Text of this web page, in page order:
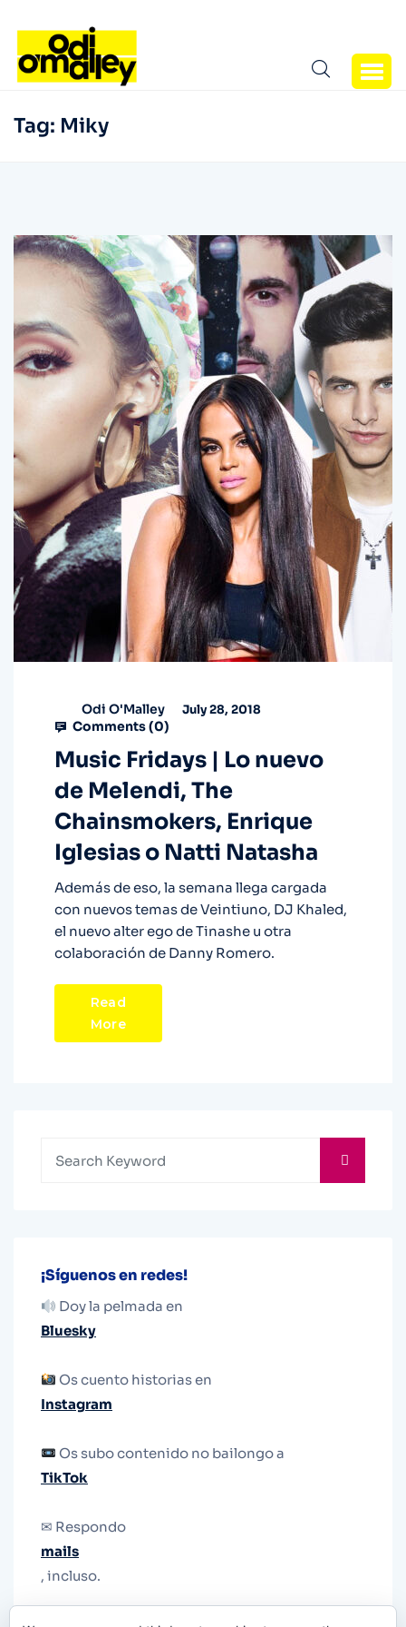
Tag: Miky
Odi O'Malley July 28, 2018
Comments (0)
Music Fridays | Lo nuevo
de Melendi, The
Chainsmokers, Enrique
Iglesias o Natti Natasha
Además de eso, la semana llega cargada
con nuevos temas de Veintiuno, DJ Khaled,
el nuevo alter ego de Tinashe u otra
colaboración de Danny Romero.
Read
More
¡Síguenos en redes!
Doy la pelmada en
Bluesky
Os cuento historias en
Instagram
Os subo contenido no bailongo a
TikTok
✉ Respondo
mails
, incluso.